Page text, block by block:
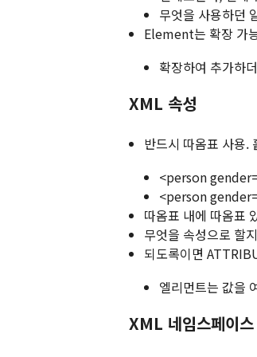
무엇을 사용하던
Element는 확장 가
확장하여 추가하
XML 속성
반드시 따옴표 사용.
<person
<person
따옴표 내에 따옴표
무엇을 속성으로 할
되도록이면
엘리먼트는 값을
XML 네임스페이스